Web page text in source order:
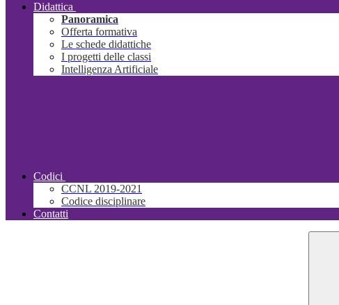
Didattica
Panoramica
Offerta formativa
Le schede didattiche
I progetti delle classi
Intelligenza Artificiale
Codici
CCNL 2019-2021
Codice disciplinare
Contatti